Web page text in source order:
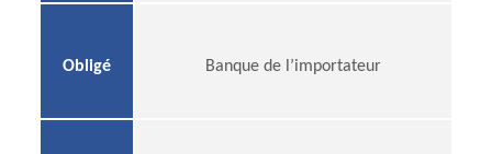
Obligé Banque de l’importateur